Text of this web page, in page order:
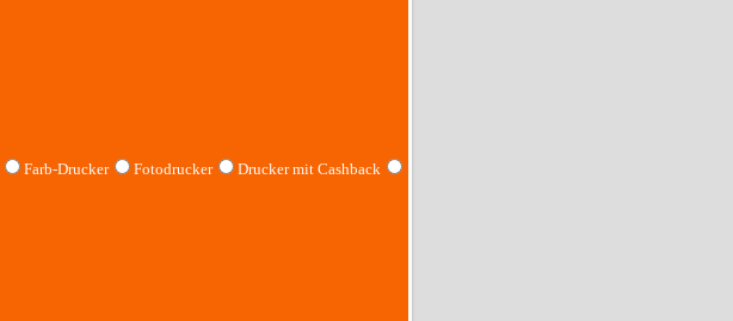
Farb-Drucker Fotodrucker
Drucker mit Cashback